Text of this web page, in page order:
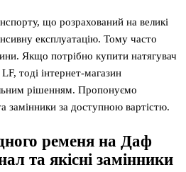
що розрахований на великі
експлуатацію. Тому часто
Якщо потрібно купити натягувач
тоді інтернет-магазин
рішенням. Пропонуємо
замінники за доступною вартістю.
ременя на Даф
та якісні замінники